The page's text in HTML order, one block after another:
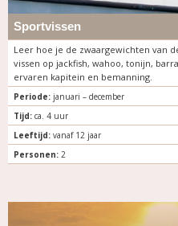
Sportvissen
Leer hoe je de zwaargewichten van
vissen op jackfish, wahoo, tonijn,
ervaren kapitein en bemanning.
Periode:januari – december
Tijd:ca. 4 uur
Leeftijd:vanaf 12 jaar
Personen: 2